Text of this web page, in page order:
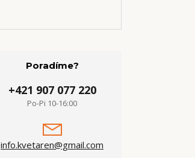
Poradíme?
+421 907 077 220
Po-Pi 10-16:00
info.kvetaren@gmail.com